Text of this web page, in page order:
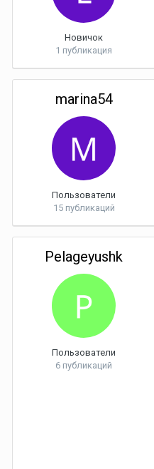
Новичок
1 публикация
marina54
Пользователи
15 публикаций
Pelageyushk
Пользователи
6 публикаций